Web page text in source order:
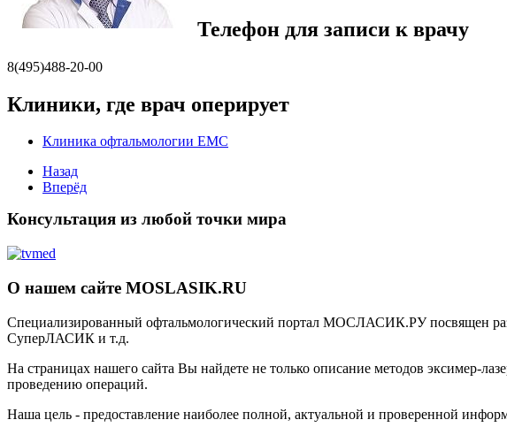
Телефон для записи к врачу
8(495)488-20-00
Клиники, где врач оперирует
Клиника офтальмологии ЕМС
Назад
Вперёд
Консультация из любой точки мира
О нашем сайте MOSLASIK.RU
Специализированный офтальмологический портал МОСЛАСИК.РУ посвящен
СуперЛАСИК и т.д.
На страницах нашего сайта Вы найдете не только описание методов эксимер-
проведению операций.
Наша цель - предоставление наиболее полной, актуальной и проверенной